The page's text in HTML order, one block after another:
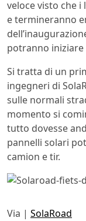
veloce visto che
e termineranno
potranno
Si tratta di un
ingegneri di
sulle normali
momento si
tutto dovesse
pannelli solari
camion e tir.
Via | SolaRoad